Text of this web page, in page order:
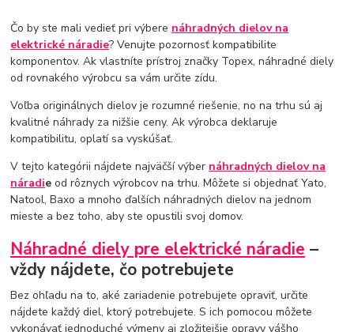
Čo by ste mali vedieť pri výbere náhradných dielov na
elektrické náradie? Venujte pozornosť kompatibilite
komponentov. Ak vlastníte prístroj značky Topex, náhradné diely
od rovnakého výrobcu sa vám určite zídu.
Voľba originálnych dielov je rozumné riešenie, no na trhu sú aj
kvalitné náhrady za nižšie ceny. Ak výrobca deklaruje
kompatibilitu, oplatí sa vyskúšať.
V tejto kategórii nájdete najväčší výber náhradných dielov na
náradie od rôznych výrobcov na trhu. Môžete si objednať Yato,
Natool, Baxo a mnoho ďalších náhradných dielov na jednom
mieste a bez toho, aby ste opustili svoj domov.
Náhradné diely pre elektrické náradie –
vždy nájdete, čo potrebujete
Bez ohľadu na to, aké zariadenie potrebujete opraviť, určite
nájdete každý diel, ktorý potrebujete. S ich pomocou môžete
vykonávať jednoduché výmeny aj zložitejšie opravy vášho